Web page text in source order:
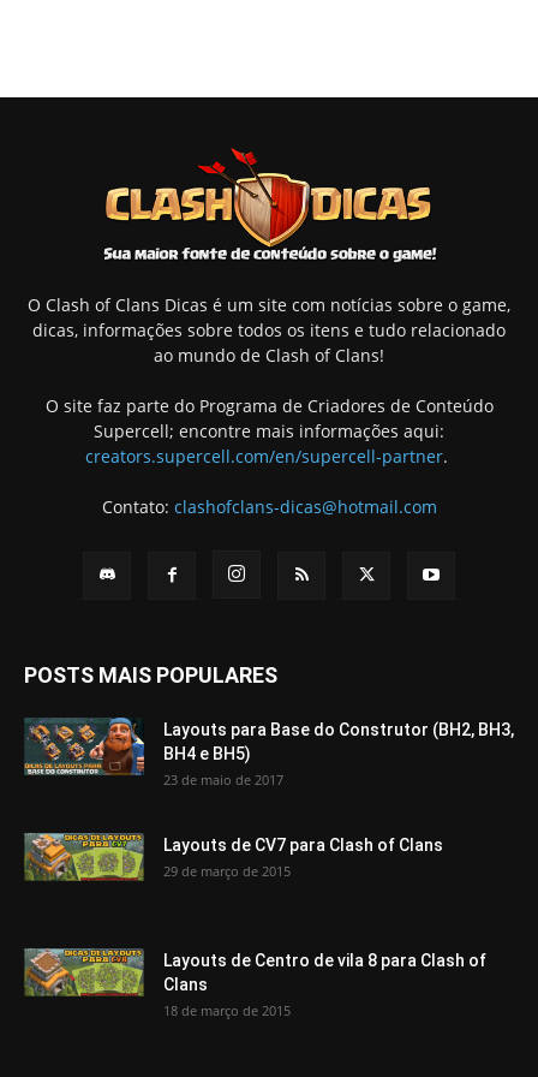
O Clash of Clans Dicas é um site com notícias sobre o game,
dicas, informações sobre todos os itens e tudo relacionado
ao mundo de Clash of Clans!
O site faz parte do Programa de Criadores de Conteúdo
Supercell; encontre mais informações aqui:
creators.supercell.com/en/supercell-partner.
Contato: clashofclans-dicas@hotmail.com
POSTS MAIS POPULARES
Layouts para Base do Construtor (BH2, BH3,
BH4 e BH5)
23 de maio de 2017
Layouts de CV7 para Clash of Clans
29 de março de 2015
Layouts de Centro de vila 8 para Clash of
Clans
18 de março de 2015